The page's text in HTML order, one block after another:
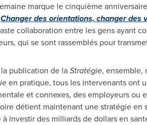
marque le cinquième
Changer des orientations, changer des
collaboration entre les gens ayant
qui se sont rassemblés pour
publication de laStratégie, ensemble,
en pratique, tous les intervenants ont
et connexes, des employeurs ou
détient maintenant une stratégie en
à investir des milliards de dollars en